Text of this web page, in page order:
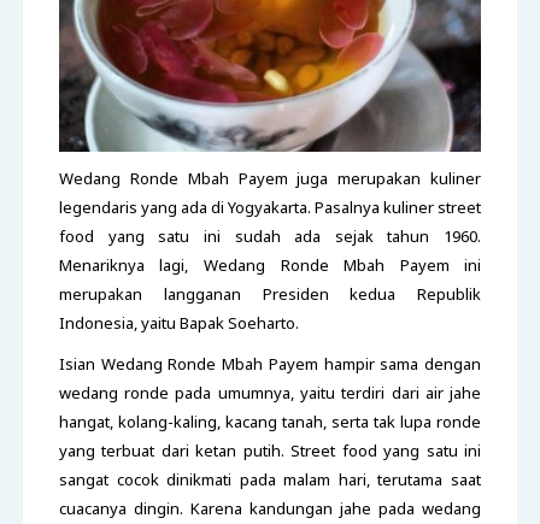
Wedang Ronde Mbah Payem juga merupakan kuliner
legendaris yang ada di Yogyakarta. Pasalnya kuliner street
food yang satu ini sudah ada sejak tahun 1960.
Menariknya lagi, Wedang Ronde Mbah Payem ini
merupakan langganan Presiden kedua Republik
Indonesia, yaitu Bapak Soeharto.
Isian Wedang Ronde Mbah Payem hampir sama dengan
wedang ronde pada umumnya, yaitu terdiri dari air jahe
hangat, kolang-kaling, kacang tanah, serta tak lupa ronde
yang terbuat dari ketan putih. Street food yang satu ini
sangat cocok dinikmati pada malam hari, terutama saat
cuacanya dingin. Karena kandungan jahe pada wedang